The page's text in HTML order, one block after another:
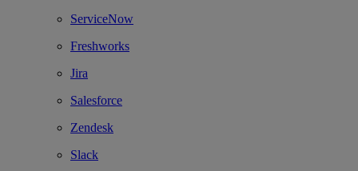
ServiceNow
Freshworks
Jira
Salesforce
Zendesk
Slack